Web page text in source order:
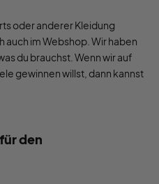
oder anderer Kleidung
auch im Webshop. Wir haben
du brauchst. Wenn wir auf
gewinnen willst, dann kannst
den